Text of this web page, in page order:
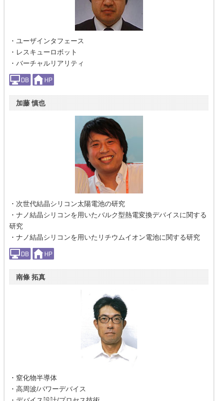
・ユーザインタフェース
・レスキューロボット
・バーチャルリアリティ
加藤 慎也
・次世代結晶シリコン太陽電池の研究
・ナノ結晶シリコンを用いたバルク型熱電変換デバイスに関する
研究
・ナノ結晶シリコンを用いたリチウムイオン電池に関する研究
南條 拓真
・窒化物半導体
・高周波/パワーデバイス